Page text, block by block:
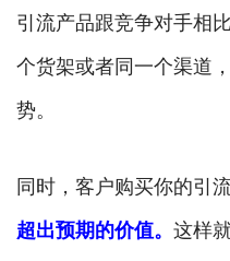
引流产品跟竞争对手相
个货架或者同一个渠道
势。
同时，客户购买你的引
超出预期的价值。 这样